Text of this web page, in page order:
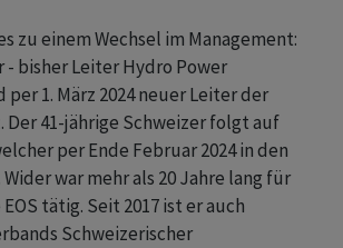
zu einem Wechsel im Management:
- bisher Leiter Hydro Power
per 1. März 2024 neuer Leiter der
Der 41-jährige Schweizer folgt auf
per Ende Februar 2024 in den
war mehr als 20 Jahre lang für
tätig. Seit 2017 ist er auch
Schweizerischer